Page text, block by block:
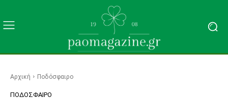
Αρχική Ποδόσφαιρο
ΠΟΔΌΣΦΑΙΡΟ